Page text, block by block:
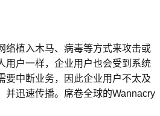
植入木马、病毒等方式来攻击或
用户一样，企业用户也会受到系统
要中断业务，因此企业用户不太及
并迅速传播。席卷全球的Wannacry